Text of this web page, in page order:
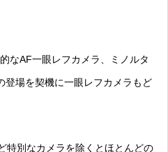
なAF一眼レフカメラ、ミノルタ
登場を契機に一眼レフカメラもど
特別なカメラを除くとほとんどの